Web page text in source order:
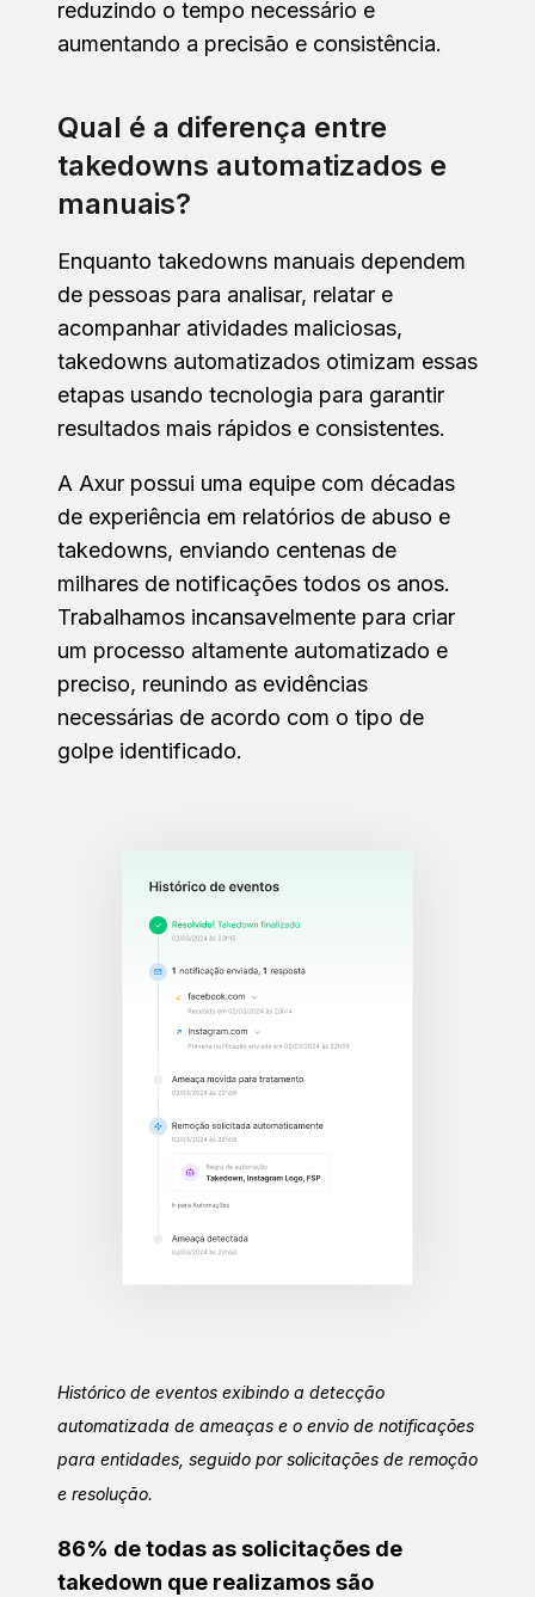
reduzindo o tempo necessário e
aumentando a precisão e consistência.
Qual é a diferença entre
takedowns automatizados e
manuais?
Enquanto takedowns manuais dependem
de pessoas para analisar, relatar e
acompanhar atividades maliciosas,
takedowns automatizados otimizam essas
etapas usando tecnologia para garantir
resultados mais rápidos e consistentes.
A Axur possui uma equipe com décadas
de experiência em relatórios de abuso e
takedowns, enviando centenas de
milhares de notificações todos os anos.
Trabalhamos incansavelmente para criar
um processo altamente automatizado e
preciso, reunindo as evidências
necessárias de acordo com o tipo de
golpe identificado.
Histórico de eventos exibindo a detecção
automatizada de ameaças e o envio de notificações
para entidades, seguido por solicitações de remoção
e resolução.
86% de todas as solicitações de
takedown que realizamos são